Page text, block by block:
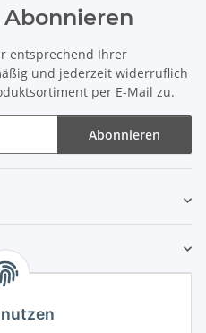
entsprechend Ihrer
und jederzeit widerruflich
per E-Mail zu.
Abonnieren